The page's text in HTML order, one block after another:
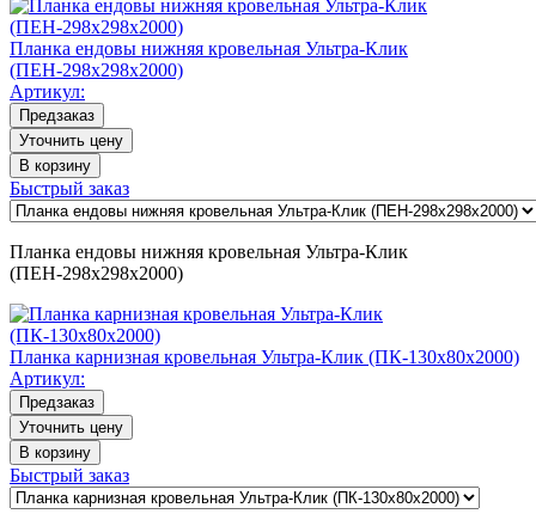
Планка ендовы нижняя кровельная Ультра-Клик
(ПЕН-298х298х2000)
Артикул:
Предзаказ
Уточнить цену
В корзину
Быстрый заказ
Планка ендовы нижняя кровельная Ультра-Клик
(ПЕН-298х298х2000)
Планка карнизная кровельная Ультра-Клик (ПК-130х80х2000)
Артикул:
Предзаказ
Уточнить цену
В корзину
Быстрый заказ